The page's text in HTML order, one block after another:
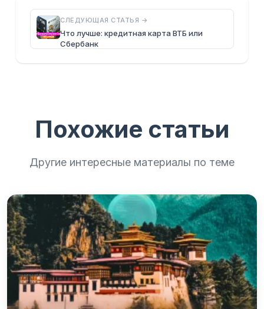
СЛЕДУЮЩАЯ СТАТЬЯ →
Что лучше: кредитная карта ВТБ или
Сбербанк
Похожие статьи
Другие интересные материалы по теме